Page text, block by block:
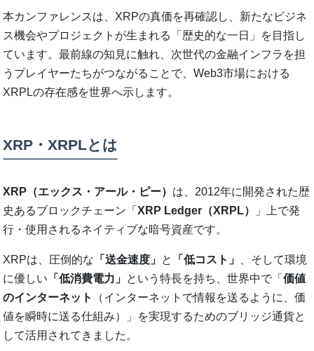
本カンファレンスは、XRPの真価を再確認し、新たなビジネ
ス機会やプロジェクトが生まれる「歴史的な一日」を目指し
ています。最前線の知見に触れ、次世代の金融インフラを担
うプレイヤーたちがつながることで、Web3市場における
XRPLの存在感を世界へ示します。
XRP・XRPLとは
XRP（エックス・アール・ピー） は、2012年に開発された歴
史あるブロックチェーン「XRP Ledger（XRPL）
」上で発
行・使用されるネイティブな暗号資産です。
XRPは、圧倒的な 「送金速度」 と 「低コスト」
、そして環境
に優しい 「低消費電力」 という特長を持ち、世界中で「価値
のインターネット
（インターネットで情報を送るように、価
値を瞬時に送る仕組み）」を実現するためのブリッジ通貨と
して活用されてきました。